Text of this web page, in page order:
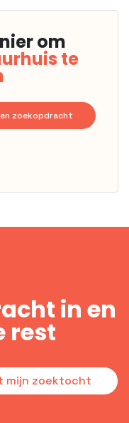
om
te
zoekopdracht
in en
rest
mijn zoektocht